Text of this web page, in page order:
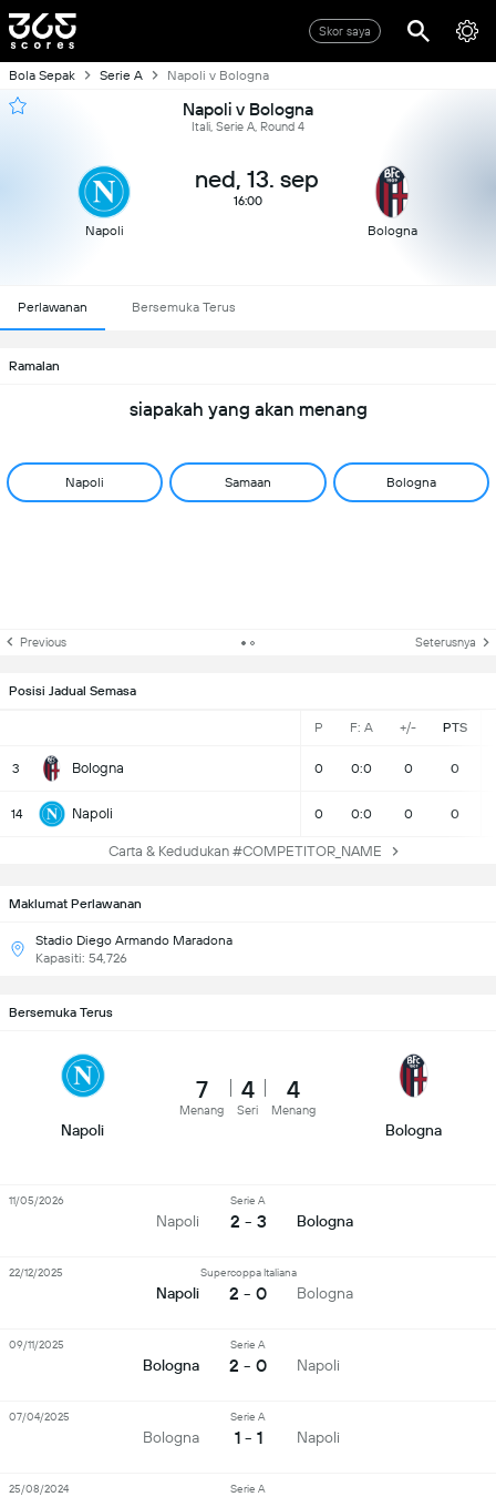
Skor saya
Bola Sepak Serie A Napoli v Bologna
Napoli v Bologna
Itali, Serie A, Round 4
Napoli
ned, 13. sep
16:00
Bologna
Perlawanan Bersemuka Terus
Ramalan
siapakah yang akan menang
Napoli Samaan Bologna
Previous Seterusnya
Posisi Jadual Semasa
P F: A +/- PTS
3 Bologna 0 0:0 0 0
14 Napoli 0 0:0 0 0
Carta & Kedudukan #COMPETITOR_NAME
Maklumat Perlawanan
Stadio Diego Armando Maradona
Kapasiti: 54,726
Bersemuka Terus
Napoli
7
Menang
4
Seri
4
Menang
Bologna
Napoli
Serie A
2 - 3 Bologna
11/05/2026
Napoli
Supercoppa Italiana
2 - 0 Bologna
22/12/2025
Bologna
Serie A
2 - 0 Napoli
09/11/2025
Bologna
Serie A
1 - 1 Napoli
07/04/2025
Serie A
25/08/2024